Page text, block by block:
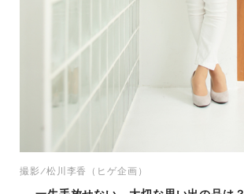
撮影/松川李香（ヒゲ企画）